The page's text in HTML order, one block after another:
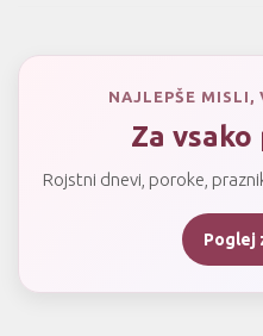
NAJLEPŠE MISLI,
Za
Rojstni dnevi, poroke,
Poglej